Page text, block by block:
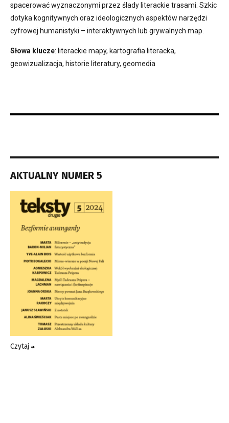
spacerować wyznaczonymi przez ślady literackie trasami. Szkic
dotyka kognitywnych oraz ideologicznych aspektów narzędzi
cyfrowej humanistyki – interaktywnych lub grywalnych map.
Słowa klucze: literackie mapy, kartografia literacka,
geowizualizacja, historie literatury, geomedia
AKTUALNY NUMER 5
Czytaj